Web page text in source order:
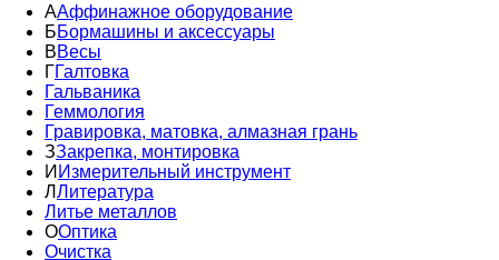
ААффинажное оборудование
ББормашины и аксессуары
ВВесы
ГГалтовка
Гальваника
Геммология
Гравировка, матовка, алмазная грань
ЗЗакрепка, монтировка
И Измерительный инструмент
ЛЛитература
Литье металлов
ООптика
Очистка